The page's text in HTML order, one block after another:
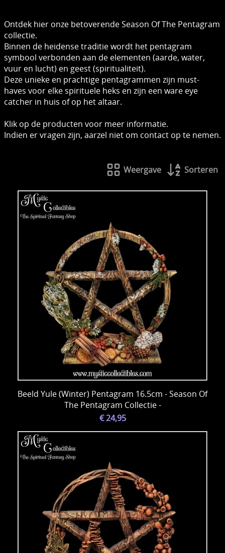
Ontdek hier onze betoverende Season Of The Pentagram
collectie.
Binnen de heidense traditie wordt het pentagram
symbool verbonden aan de elementen (aarde, water,
vuur en lucht) en geest (spiritualiteit).
Deze unieke en prachtige pentagrammen zijn must-
haves voor elke spirituele heks en zijn een ware eye
catcher in huis of op het altaar.
Klik op de producten voor meer informatie.
Indien er vragen zijn, aarzel niet om contact op te nemen.
Weergave Sorteren
Beeld Yule (Winter) Pentagram 16.5cm - Season Of
The Pentagram Collectie -
€ 24,95